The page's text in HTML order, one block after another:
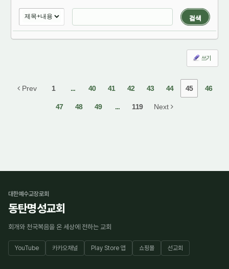
검색
쓰기
Prev 1 ... 40 41 42 43 44 45 46
47 48 49 ... 119 Next
대한예수교장로회
동탄명성교회
회개와 천국복음을 온 세상에 전하는 교회
YouTube 카카오채널 Play Store 앱 쇼핑몰 선교회